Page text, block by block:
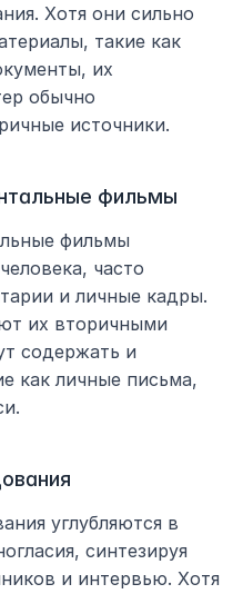
Хотя они сильно
такие как
их
обычно
источники.
фильмы
фильмы
часто
и личные кадры.
их вторичными
содержать и
как личные письма,
углубляются в
синтезируя
и интервью. Хотя